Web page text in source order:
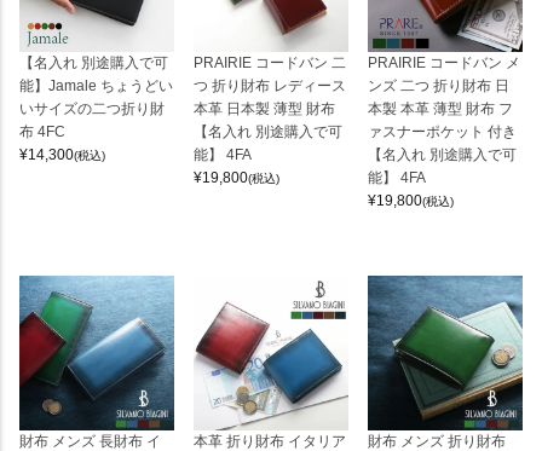
【名入れ 別途購入で可
能】Jamale ちょうどい
いサイズの二つ折り財
布 4FC
¥14,300(税込)
PRAIRIE コードバン 二
つ 折り財布 レディース
本革 日本製 薄型 財布
【名入れ 別途購入で可
能】 4FA
¥19,800(税込)
PRAIRIE コードバン メ
ンズ 二つ 折り財布 日
本製 本革 薄型 財布 フ
ァスナーポケット 付き
【名入れ 別途購入で可
能】 4FA
¥19,800(税込)
財布 メンズ 長財布 イ
本革 折り財布 イタリア
財布 メンズ 折り財布